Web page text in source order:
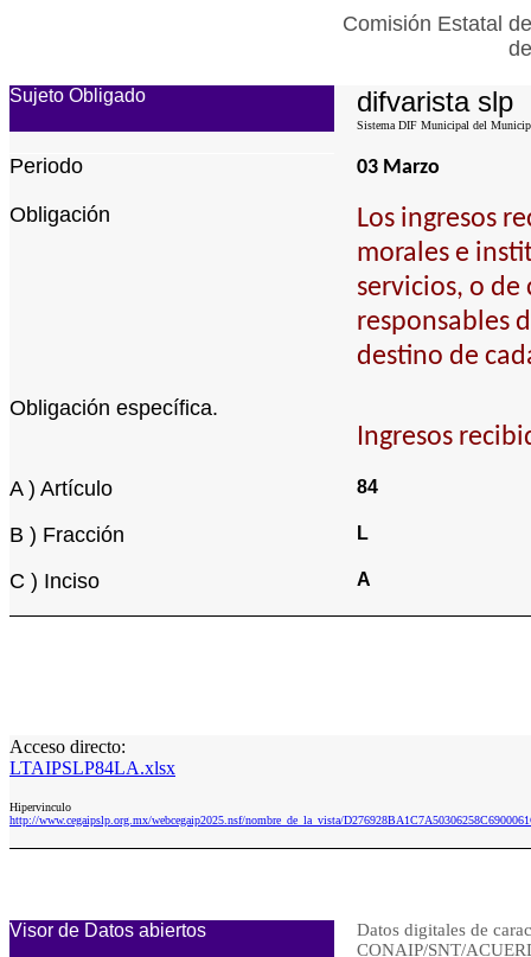
Comisión Estatal
Sujeto Obligado difvarista slp
Sistema DIF Municipal del
Periodo 03 Marzo
Obligación
Los ingresos
morales e
servicios, o
responsables
destino de
Obligación específica.
Ingresos
A ) Artículo 84
B ) Fracción L
C ) Inciso A
Acceso directo:
LTAIPSLP84LA.xlsx
Hipervinculo
http://www.cegaipslp.org.mx/webcegaip2025.nsf/nombre_de_la_vista/
Visor de Datos abiertos
Datos digitales de
CONAIP/SNT/